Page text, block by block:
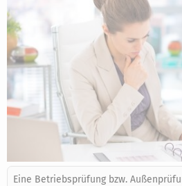
Eine Betriebsprüfung bzw.